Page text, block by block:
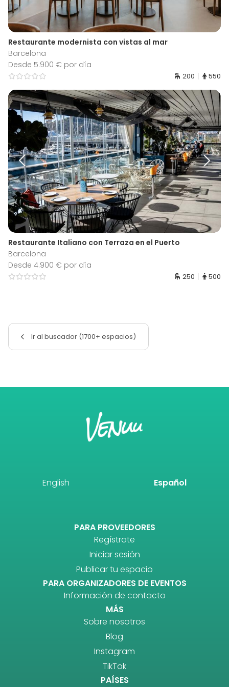
Restaurante modernista con vistas al mar
Barcelona
Desde 5.900 € por día
200 550
Restaurante Italiano con Terraza en el Puerto
Barcelona
Desde 4.900 € por día
250 500
Ir al buscador (1700+ espacios)
English Español
PARA PROVEEDORES
Regístrate
Iniciar sesión
Publicar tu espacio
PARA ORGANIZADORES DE EVENTOS
Información de contacto
MÁS
Sobre nosotros
Blog
Instagram
TikTok
PAÍSES